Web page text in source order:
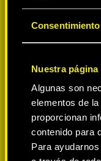
Consentimiento
Nuestra
Algunas son
elementos de
proporcionan
contenido para
Para